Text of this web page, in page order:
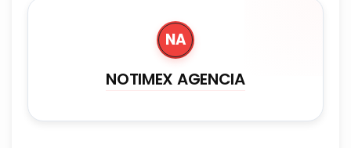
NA
NOTIMEX AGENCIA